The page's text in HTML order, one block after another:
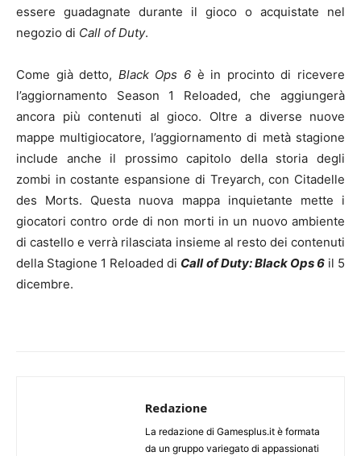
essere guadagnate durante il gioco o acquistate nel
negozio di Call of Duty.
Come già detto, Black Ops 6 è in procinto di ricevere
l’aggiornamento Season 1 Reloaded, che aggiungerà
ancora più contenuti al gioco. Oltre a diverse nuove
mappe multigiocatore, l’aggiornamento di metà stagione
include anche il prossimo capitolo della storia degli
zombi in costante espansione di Treyarch, con Citadelle
des Morts. Questa nuova mappa inquietante mette i
giocatori contro orde di non morti in un nuovo ambiente
di castello e verrà rilasciata insieme al resto dei contenuti
della Stagione 1 Reloaded di Call of Duty: Black Ops 6il 5
dicembre.
Redazione
La redazione di Gamesplus.it è formata
da un gruppo variegato di appassionati